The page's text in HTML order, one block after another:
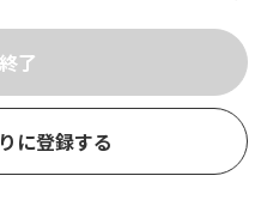
に登録する